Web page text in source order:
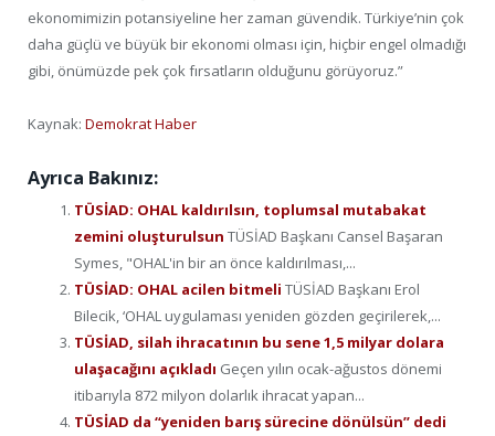
ekonomimizin potansiyeline her zaman güvendik. Türkiye’nin çok
daha güçlü ve büyük bir ekonomi olması için, hiçbir engel olmadığı
gibi, önümüzde pek çok fırsatların olduğunu görüyoruz.”
Kaynak: Demokrat Haber
Ayrıca Bakınız:
TÜSİAD: OHAL kaldırılsın, toplumsal mutabakat
zemini oluşturulsun TÜSİAD Başkanı Cansel Başaran
Symes, "OHAL'in bir an önce kaldırılması,...
TÜSİAD: OHAL acilen bitmeli TÜSİAD Başkanı Erol
Bilecik, ‘OHAL uygulaması yeniden gözden geçirilerek,...
TÜSİAD, silah ihracatının bu sene 1,5 milyar dolara
ulaşacağını açıkladı Geçen yılın ocak-ağustos dönemi
itibarıyla 872 milyon dolarlık ihracat yapan...
TÜSİAD da “yeniden barış sürecine dönülsün” dedi